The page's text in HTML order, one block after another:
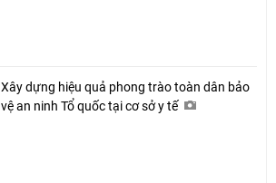
Xây dựng hiệu quả phong trào toàn dân bảo
vệ an ninh Tổ quốc tại cơ sở y tế